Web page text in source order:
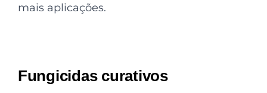
mais aplicações.
Fungicidas curativos